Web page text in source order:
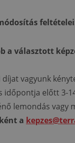
a választott
vagyunk
időpontja előtt 3-
lemondás vagy
a